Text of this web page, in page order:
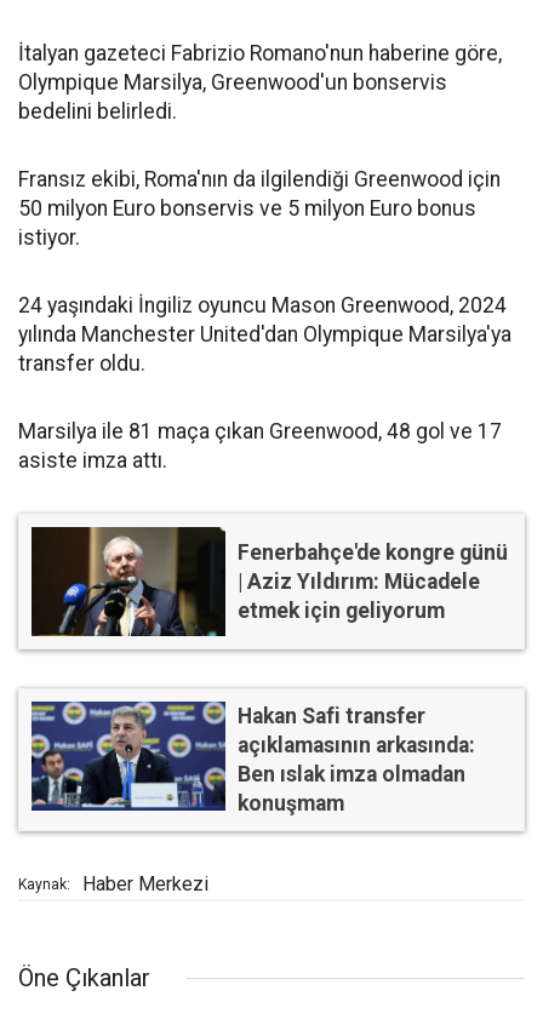
İtalyan gazeteci Fabrizio Romano'nun haberine göre,
Olympique Marsilya, Greenwood'un bonservis
bedelini belirledi.
Fransız ekibi, Roma'nın da ilgilendiği Greenwood için
50 milyon Euro bonservis ve 5 milyon Euro bonus
istiyor.
24 yaşındaki İngiliz oyuncu Mason Greenwood, 2024
yılında Manchester United'dan Olympique Marsilya'ya
transfer oldu.
Marsilya ile 81 maça çıkan Greenwood, 48 gol ve 17
asiste imza attı.
Fenerbahçe'de kongre günü
| Aziz Yıldırım: Mücadele
etmek için geliyorum
Hakan Safi transfer
açıklamasının arkasında:
Ben ıslak imza olmadan
konuşmam
Kaynak: Haber Merkezi
Öne Çıkanlar